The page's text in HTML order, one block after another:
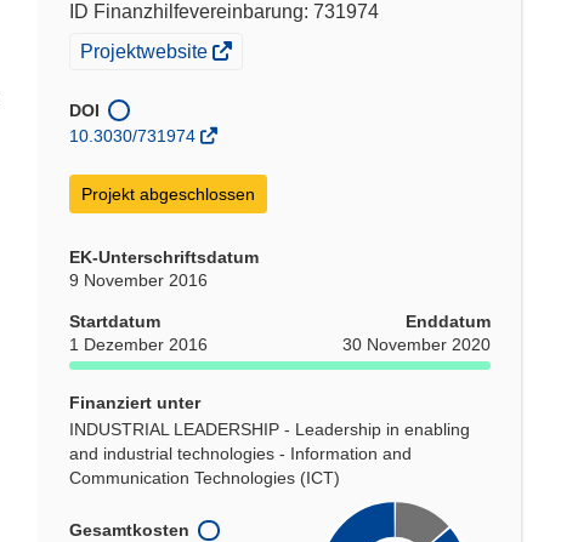
ID Finanzhilfevereinbarung: 731974
(öffnet
Fenster)
Projektwebsite
DOI
10.3030/731974
Projekt abgeschlossen
EK-Unterschriftsdatum
9 November 2016
Startdatum
1 Dezember 2016
Enddatum
30 November 2020
Finanziert unter
INDUSTRIAL LEADERSHIP - Leadership in enabling
and industrial technologies - Information and
Communication Technologies (ICT)
Gesamtkosten